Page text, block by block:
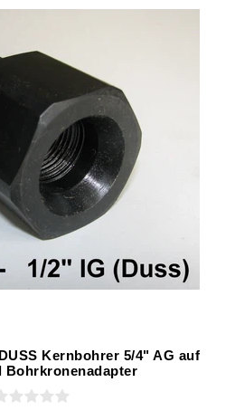
Kernbohrer 5/4" AG auf
Bohrkronenadapter